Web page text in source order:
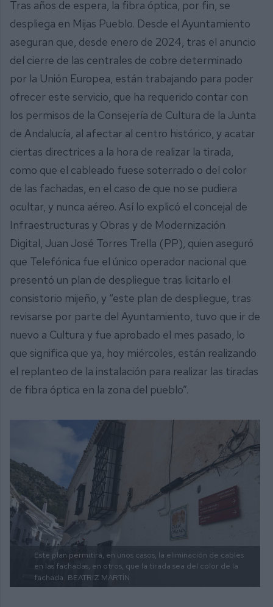
Tras años de espera, la fibra óptica, por fin, se
despliega en Mijas Pueblo. Desde el Ayuntamiento
aseguran que, desde enero de 2024, tras el anuncio
del cierre de las centrales de cobre determinado
por la Unión Europea, están trabajando para poder
ofrecer este servicio, que ha requerido contar con
los permisos de la Consejería de Cultura de la Junta
de Andalucía, al afectar al centro histórico, y acatar
ciertas directrices a la hora de realizar la tirada,
como que el cableado fuese soterrado o del color
de las fachadas, en el caso de que no se pudiera
ocultar, y nunca aéreo. Así lo explicó el concejal de
Infraestructuras y Obras y de Modernización
Digital, Juan José Torres Trella (PP), quien aseguró
que Telefónica fue el único operador nacional que
presentó un plan de despliegue tras licitarlo el
consistorio mijeño, y “este plan de despliegue, tras
revisarse por parte del Ayuntamiento, tuvo que ir de
nuevo a Cultura y fue aprobado el mes pasado, lo
que significa que ya, hoy miércoles, están realizando
el replanteo de la instalación para realizar las tiradas
de fibra óptica en la zona del pueblo”.
Este plan permitirá, en unos casos, la eliminación de cables
en las fachadas, en otros, que la tirada sea del color de la
fachada. BEATRIZ MARTÍN